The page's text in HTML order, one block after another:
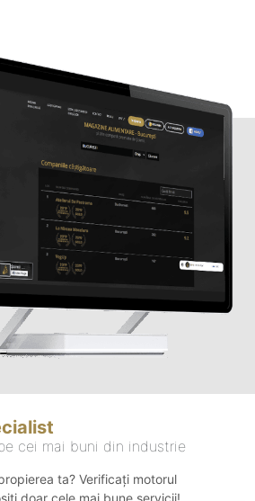
cei mai buni din industrie
ta? Verificați motorul
doar cele mai bune servicii!